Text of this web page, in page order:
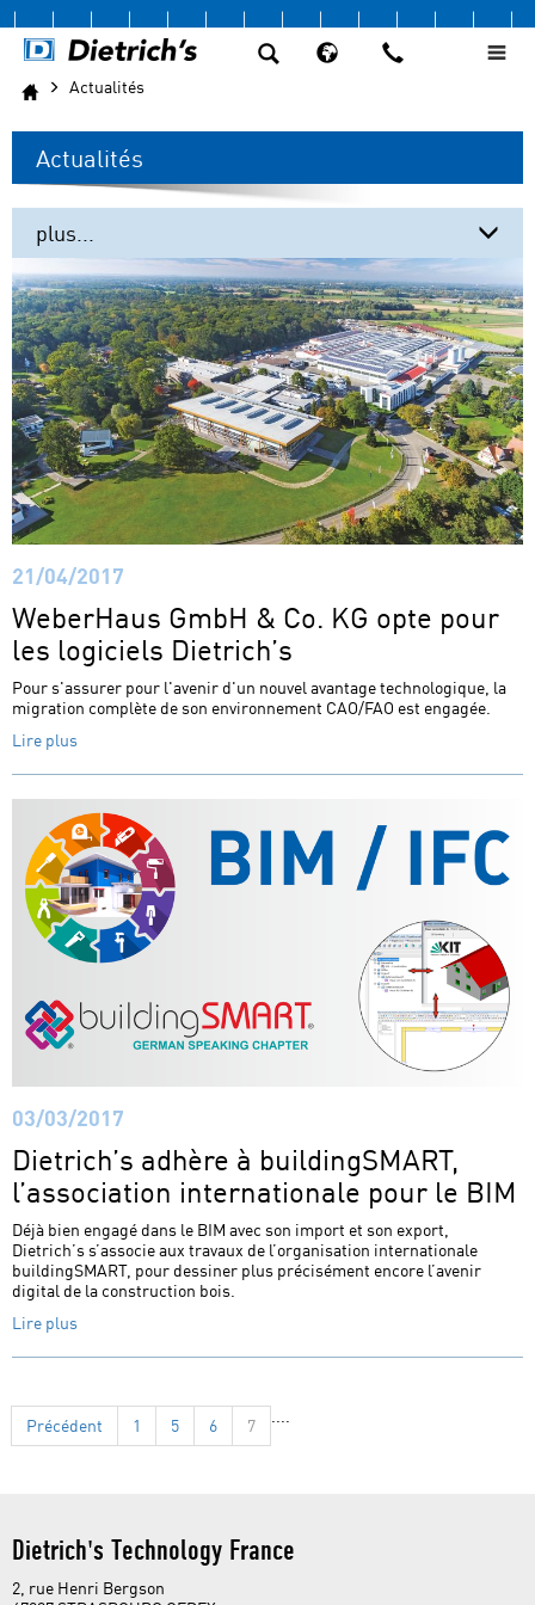
Actualités
Actualités
plus...
Systèmes CAO
FONCTIONNALITES
Calcul statique
Académie
Services
Actualités
Salons
Sur Nous
Contact
21/04/2017
WeberHaus GmbH & Co. KG opte pour
les logiciels Dietrich’s
Pour s'assurer pour l'avenir d'un nouvel avantage technologique, la
migration complète de son environnement CAO/FAO est engagée.
Lire plus
03/03/2017
Dietrich’s adhère à buildingSMART,
l’association internationale pour le BIM
Déjà bien engagé dans le BIM avec son import et son export,
Dietrich’s s’associe aux travaux de l’organisation internationale
buildingSMART, pour dessiner plus précisément encore l’avenir
digital de la construction bois.
Lire plus
Précédent 1 5 6 7
Dietrich's Technology France
2, rue Henri Bergson